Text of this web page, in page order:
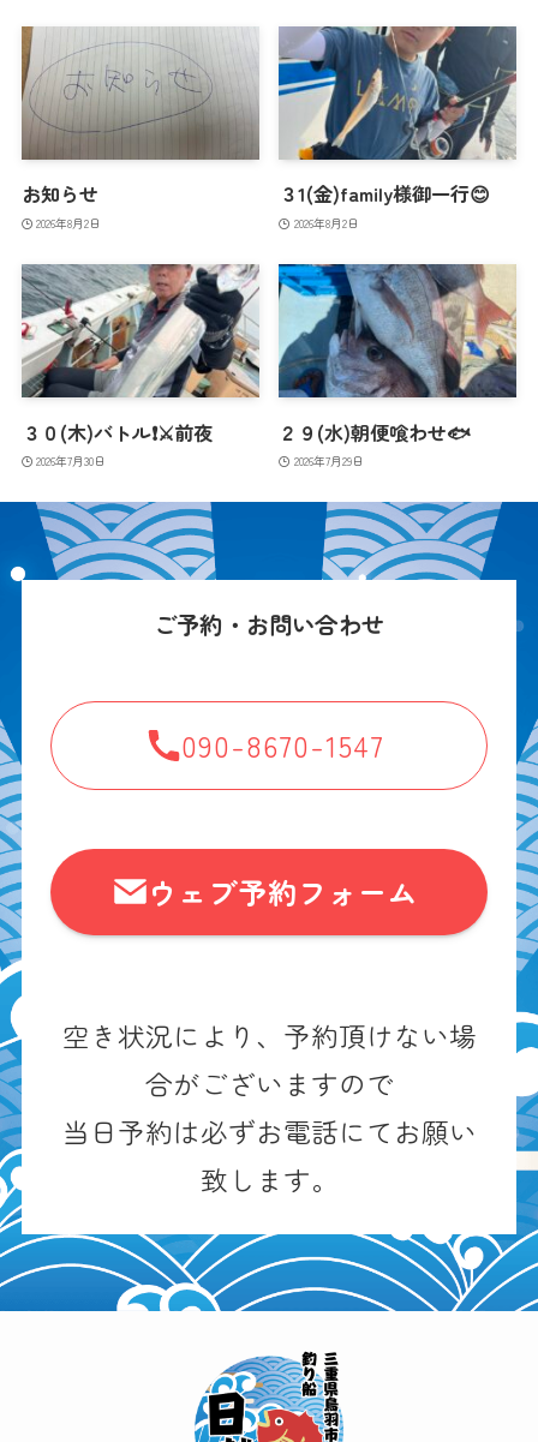
お知らせ
2026年8月2日
３1(金)family様御一行😊
2026年8月2日
３０(木)バトル❗️⚔️前夜
2026年7月30日
２９(水)朝便喰わせ🐟
2026年7月29日
ご予約・お問い合わせ
090-8670-1547
ウェブ予約フォーム
空き状況により、予約頂けない場
合がございますので
当日予約は必ずお電話にてお願い
致します。